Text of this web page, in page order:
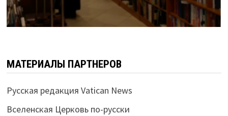
МАТЕРИАЛЫ ПАРТНЕРОВ
Русская редакция Vatican News
Вселенская Церковь по-русски